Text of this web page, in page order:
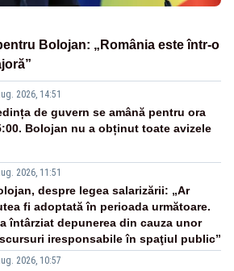
Bolojan: „România este într-o
2026, 14:51
de guvern se amână pentru ora
Bolojan nu a obținut toate avizele
2026, 11:51
despre legea salarizării: „Ar
fi adoptată în perioada următoare.
întârziat depunerea din cauza unor
iresponsabile în spaţiul public”
2026, 10:57